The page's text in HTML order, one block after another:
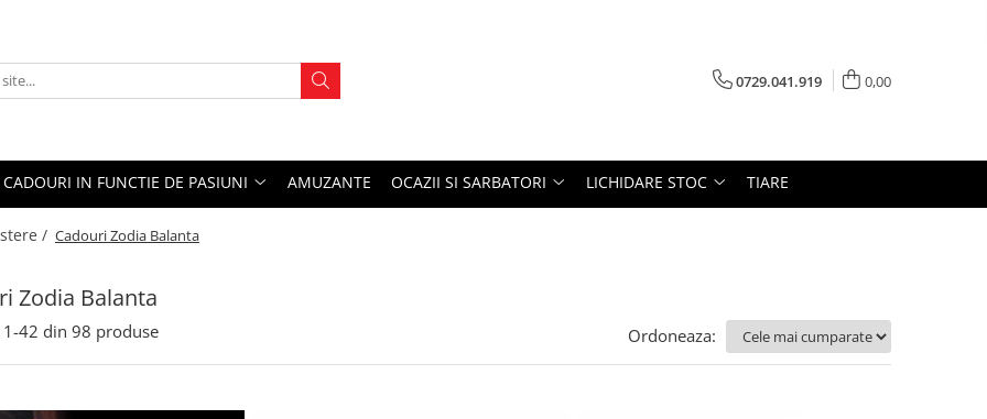
0729.041.919 0,00
CADOURI IN FUNCTIE DE PASIUNI AMUZANTE OCAZII SI SARBATORI LICHIDARE STOC TIARE
/ Cadouri Zodia Balanta
Zodia Balanta
1-42 din 98 produse Ordoneaza: